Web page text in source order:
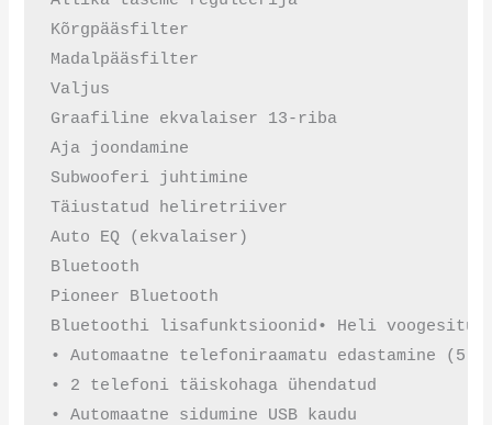
Kõrgpääsfilter
Madalpääsfilter
Valjus
Graafiline ekvalaiser 13-riba
Aja joondamine
Subwooferi juhtimine
Täiustatud heliretriiver
Auto EQ (ekvalaiser)
Bluetooth
Pioneer Bluetooth
Bluetoothi ​​lisafunktsioonid• Heli voogesitus
• Automaatne telefoniraamatu edastamine (5
• 2 telefoni täiskohaga ühendatud
• Automaatne sidumine USB kaudu